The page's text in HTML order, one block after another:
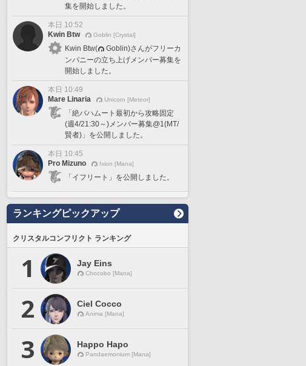
集を開始しました。
本日 10:52
Kwin Btw
Goblin [Crystal]
Kwin Btw(
Goblin)さんがフリーカ
ンパニーの立ち上げメンバー募集を
開始しました。
本日 10:49
Mare Linaria
Unicorn [Meteor]
「絶バハムート最初から攻略固定
(週4/21:30～)メンバー募集@1(MT/
賢者)」を公開しました。
本日 10:45
Pro Mizuno
Ixion [Mana]
「イフリート」を公開しました。
ランキングピックアップ
クリスタルコンフリクト ランキング
1 Jay Eins
Chocobo [Mana]
2 Ciel Cocco
Anima [Mana]
3 Happo Hapo
Pandaemonium [Mana]